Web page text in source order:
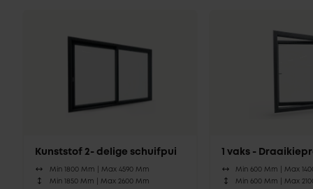
Kunststof 2- delige schuifpui
Min 1800 Mm | Max 4590 Mm
Min 1850 Mm | Max 2600 Mm
1 vaks -
Min 600 Mm |Max
Min 600 Mm |Max